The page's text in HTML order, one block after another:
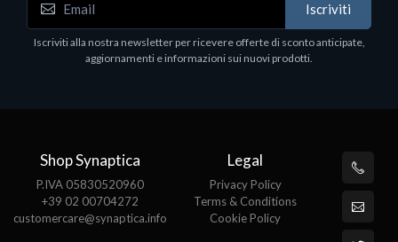
Iscriviti
Iscriviti alla nostra newsletter per ricevere offerte di sconto anticipate,
aggiornamenti e informazioni sui nuovi prodotti.
Shop Synaptica
P.IVA 05830520960
+39 02 00704272
customercare@synaptica.info
Legal
Privacy Policy
Terms & Conditions
Cookie Policy